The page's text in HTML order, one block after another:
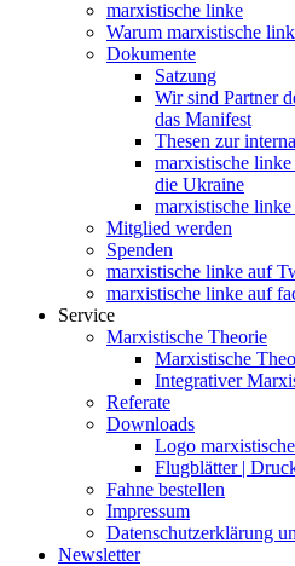
marxistische linke
Warum marxistische
Dokumente
Satzung
Wir sind Partner
das Manifest
Thesen zur
marxistische
die Ukraine
marxistische
Mitglied werden
Spenden
marxistische linke auf
marxistische linke auf
Service
Marxistische Theorie
Marxistische
Integrativer
Referate
Downloads
Logo
Flugblätter |
Fahne bestellen
Impressum
Datenschutzerklärung
Newsletter